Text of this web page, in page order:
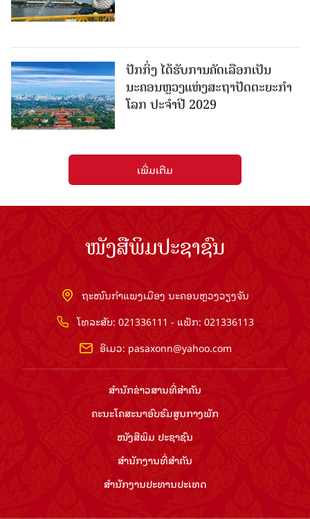
ປັກກິ່ງ ໄດ້ຮັບການຄັດເລືອກເປັນ
ນະຄອນຫຼວງແຫ່ງສະຖາປັດຕະຍະກຳ
ໂລກ ປະຈຳປີ 2029
ເພີ່ມເຕີມ
ໜັງສືພິມປະຊາຊົນ
ຖະໜົນກຳແພງເມືອງ ນະຄອນຫຼວງວຽງຈັນ
ໂທລະສັບ: 021336111 - ແຟັກ: 021336113
ອີເມວ: pasaxonn@yahoo.com
ສຳ​ນັກ​ຂ່າວ​ສານ​ທີ່​ສຳ​ຄັນ​
ຄະນະໂຄສະນາອົບຮົມ​ສູນ​ກາງ​ພັກ
ໜັງສືພິມ ປະ​ຊາ​ຊົນ
ສຳ​ນັກ​ງານ​ທີ່​ສຳ​ຄັນ
ສຳ​ນັກ​ງານ​ປະ​ທານ​ປະ​ເທດ